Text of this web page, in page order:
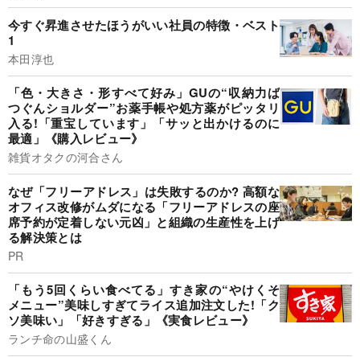
今すぐ昇進させたほうがいい社員の特徴・ベスト
1
本田淳也
「色・大きさ・形すべて好み」GUの“収納力ば
つぐんショルダー”お薬手帳や処方薬がピッタリ
入る!「重宝しています」「サッと出かけるのに
最適」《購入レビュー》
雑貨オタクの河合さん
なぜ「フリーアドレス」は失敗するのか? 高額な
オフィス改修がムダになる「フリーアドレスの座
席予約が定着しない元凶」と組織の生産性を上げ
る解決策とは
PR
「もう5回くらい食べてる」すき家の“やけくそ
メニュー”美味しすぎてライス追加注文した!「ク
ソ美味い」「好きすぎる」《実食レビュー》
ランチ命の山盛くん